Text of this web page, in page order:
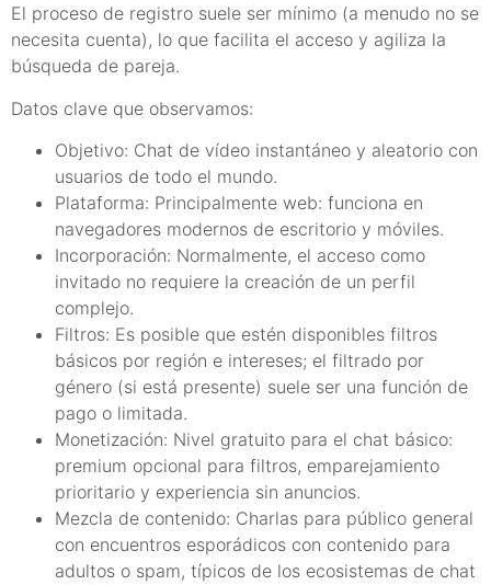
El proceso de registro suele ser mínimo (a menudo no se
necesita cuenta), lo que facilita el acceso y agiliza la
búsqueda de pareja.
Datos clave que observamos:
Objetivo: Chat de vídeo instantáneo y aleatorio con
usuarios de todo el mundo.
Plataforma: Principalmente web: funciona en
navegadores modernos de escritorio y móviles.
Incorporación: Normalmente, el acceso como
invitado no requiere la creación de un perfil
complejo.
Filtros: Es posible que estén disponibles filtros
básicos por región e intereses; el filtrado por
género (si está presente) suele ser una función de
pago o limitada.
Monetización: Nivel gratuito para el chat básico:
premium opcional para filtros, emparejamiento
prioritario y experiencia sin anuncios.
Mezcla de contenido: Charlas para público general
con encuentros esporádicos con contenido para
adultos o spam, típicos de los ecosistemas de chat